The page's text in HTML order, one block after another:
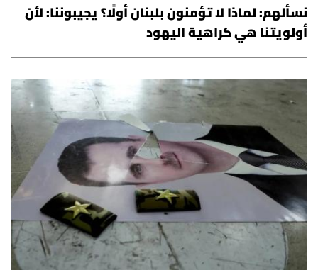
نسألهم: لماذا لا تؤمنون بلبنان أولًا؟ يجيبوننا: لأن
أولويتنا هي كراهية اليهود